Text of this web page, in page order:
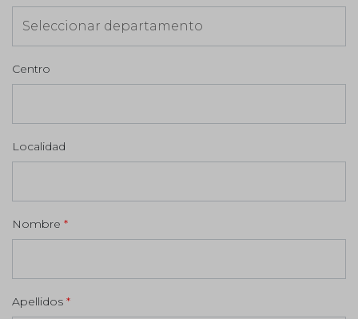
Centro
Localidad
Nombre *
Apellidos *